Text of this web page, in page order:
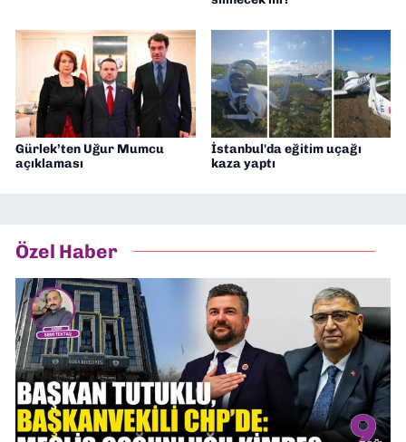
Gürlek’ten Uğur Mumcu
açıklaması
İstanbul'da eğitim uçağı
kaza yaptı
Özel Haber